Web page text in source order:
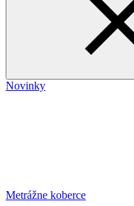
Novinky
Metrážne koberce